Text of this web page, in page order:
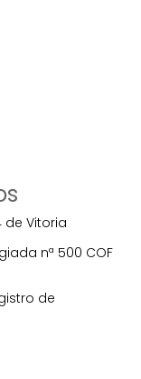
de Vitoria
nª 500 COF
de